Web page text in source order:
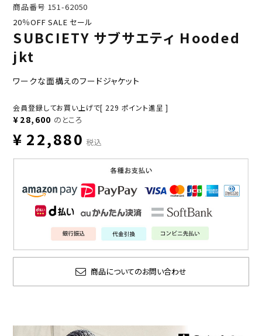
商品番号 151-62050
20％OFF SALE セール
SUBCIETY サブサエティ Hooded
jkt
ワークな面構えのフードジャケット
会員登録してお買い上げで[ 229 ポイント進呈 ]
¥ 28,600 のところ
¥ 22,880 税込
商品についてのお問い合わせ